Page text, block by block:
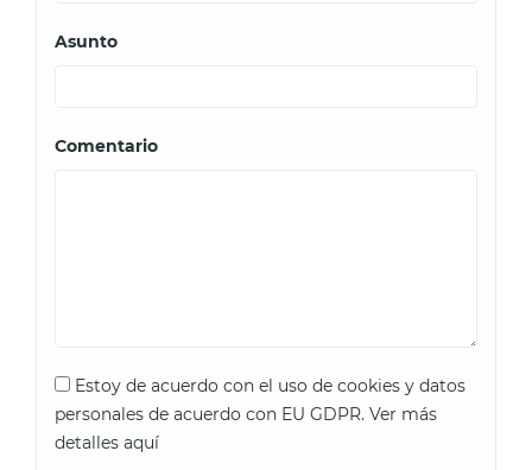
Asunto
Comentario
Estoy de acuerdo con el uso de cookies y datos
personales de acuerdo con EU GDPR. Ver más
detalles aquí